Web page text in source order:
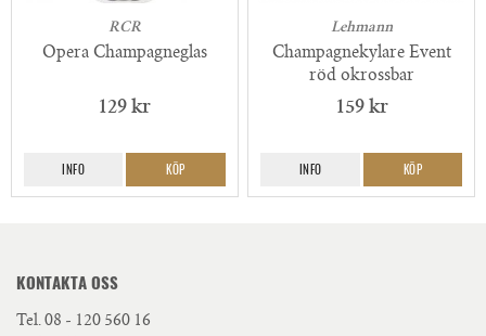
RCR
Opera Champagneglas
129 kr
INFO KÖP
Lehmann
Champagnekylare Event
röd okrossbar
159 kr
INFO KÖP
KONTAKTA OSS
Tel. 08 - 120 560 16